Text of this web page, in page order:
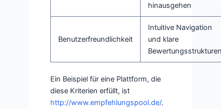
hinausgehen
Benutzerfreundlichkeit
Intuitive Navigation
und klare
Ein Beispiel für eine Plattform, die
diese Kriterien erfüllt, ist
http://www.empfehlungspool.de/.